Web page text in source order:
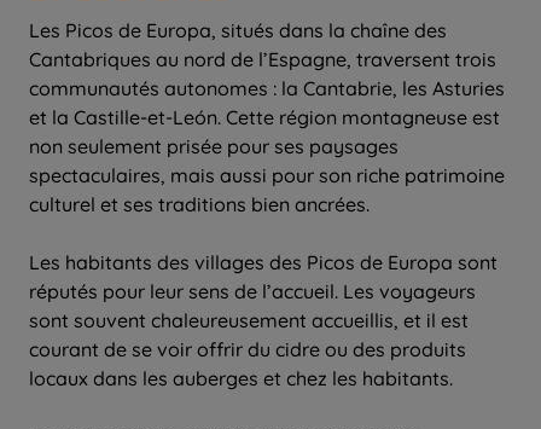
Les Picos de Europa, situés dans la chaîne des
Cantabriques au nord de l’Espagne, traversent trois
communautés autonomes : la Cantabrie, les Asturies
et la Castille-et-León. Cette région montagneuse est
non seulement prisée pour ses paysages
spectaculaires, mais aussi pour son riche patrimoine
culturel et ses traditions bien ancrées.
Les habitants des villages des Picos de Europa sont
réputés pour leur sens de l’accueil. Les voyageurs
sont souvent chaleureusement accueillis, et il est
courant de se voir offrir du cidre ou des produits
locaux dans les auberges et chez les habitants.